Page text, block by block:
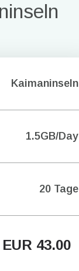
Kaimaninseln
1.5GB/Day
20 Tage
EUR 43.00